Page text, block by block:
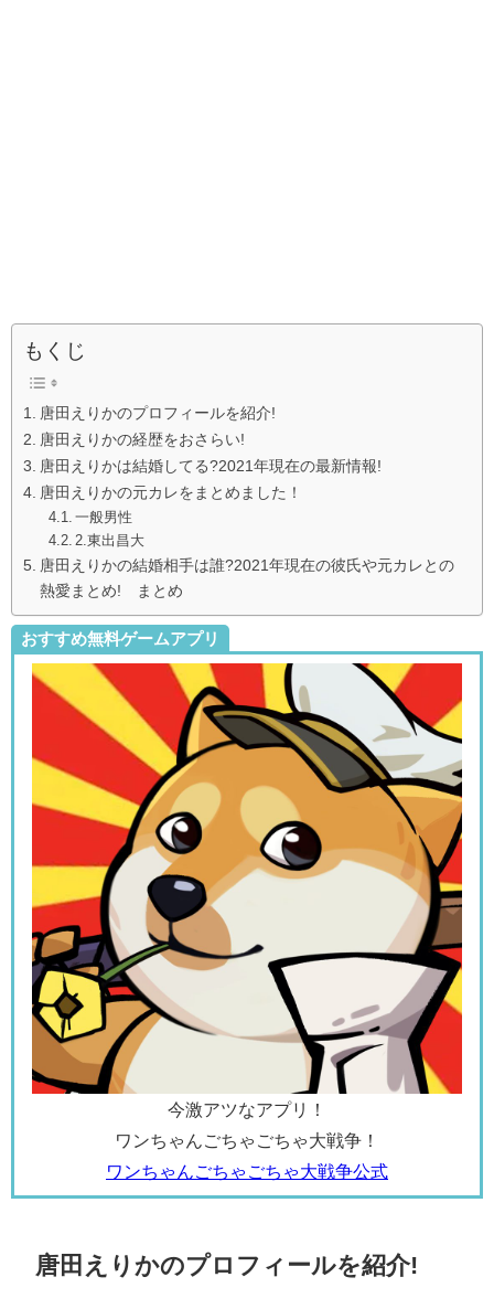
もくじ
唐田えりかのプロフィールを紹介!
唐田えりかの経歴をおさらい!
唐田えりかは結婚してる?2021年現在の最新情報!
唐田えりかの元カレをまとめました！
一般男性
2.東出昌大
唐田えりかの結婚相手は誰?2021年現在の彼氏や元カレとの
熱愛まとめ! まとめ
おすすめ無料ゲームアプリ
今激アツなアプリ！
ワンちゃんごちゃごちゃ大戦争！
ワンちゃんごちゃごちゃ大戦争公式
唐田えりかのプロフィールを紹介!